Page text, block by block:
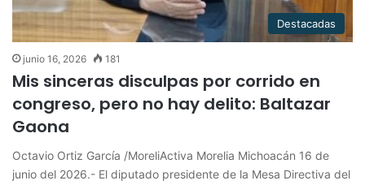
Destacadas
junio 16, 2026 181
Mis sinceras disculpas por corrido en
congreso, pero no hay delito: Baltazar
Gaona
Octavio Ortiz García /MoreliActiva Morelia Michoacán 16 de
junio del 2026.- El diputado presidente de la Mesa Directiva del